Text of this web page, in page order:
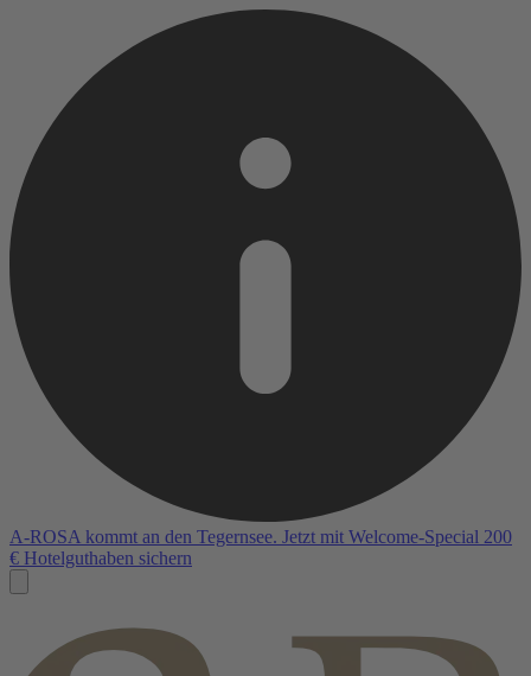
A-ROSA kommt an den Tegernsee. Jetzt mit Welcome-Special 200
€ Hotelguthaben sichern